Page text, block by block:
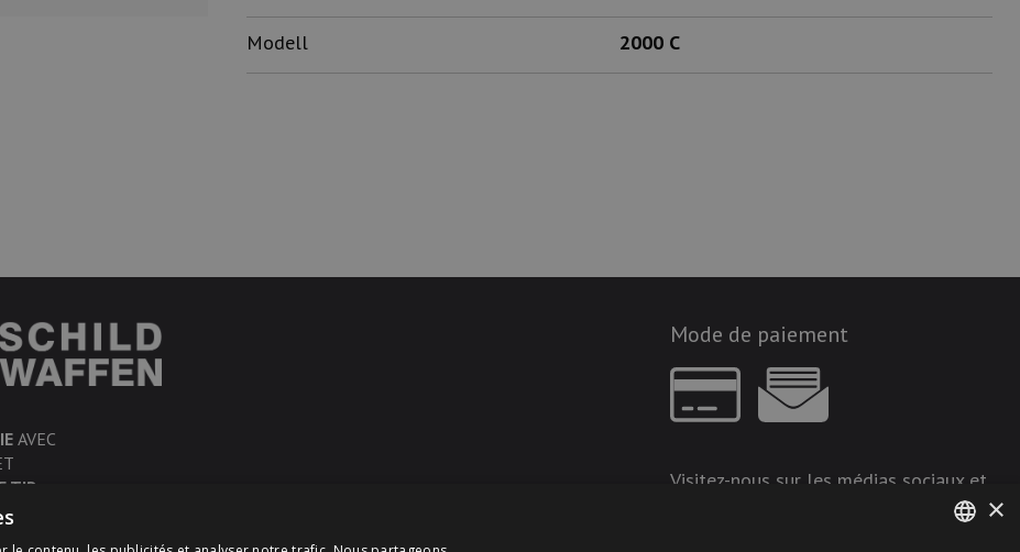
Modell 2000 C
AVEC
TIR
Mode de paiement
Visitez-nous sur les médias sociaux et
×